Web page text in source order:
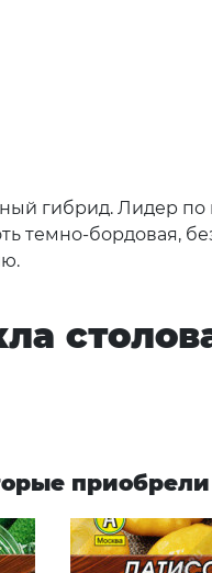
гибрид. Лидер по
темно-бордовая,
приобрели